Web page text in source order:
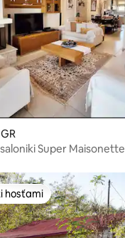
Super Maisonette
hosťami
hosťami